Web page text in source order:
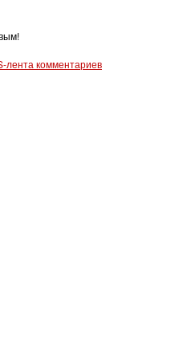
лента комментариев